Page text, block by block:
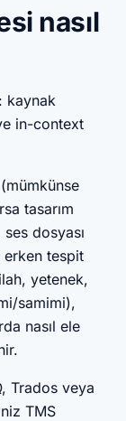
nasıl
kaynak
in-context
tasarım
dosyası
erken tespit
yetenek,
samimi),
nasıl ele
Trados veya
TMS